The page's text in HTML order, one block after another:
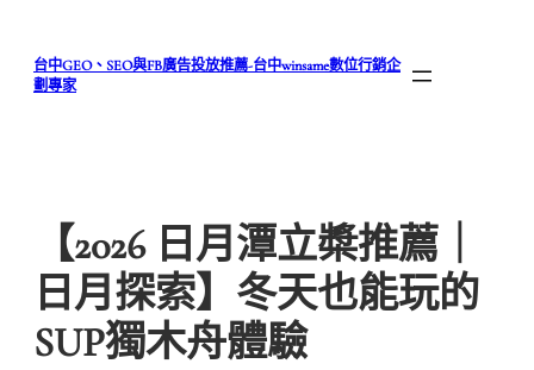
台中GEO、SEO與FB廣告投放推薦-台中winsame數位行銷企
劃專家
【2026 日月潭立槳推薦｜
日月探索】冬天也能玩的
SUP獨木舟體驗